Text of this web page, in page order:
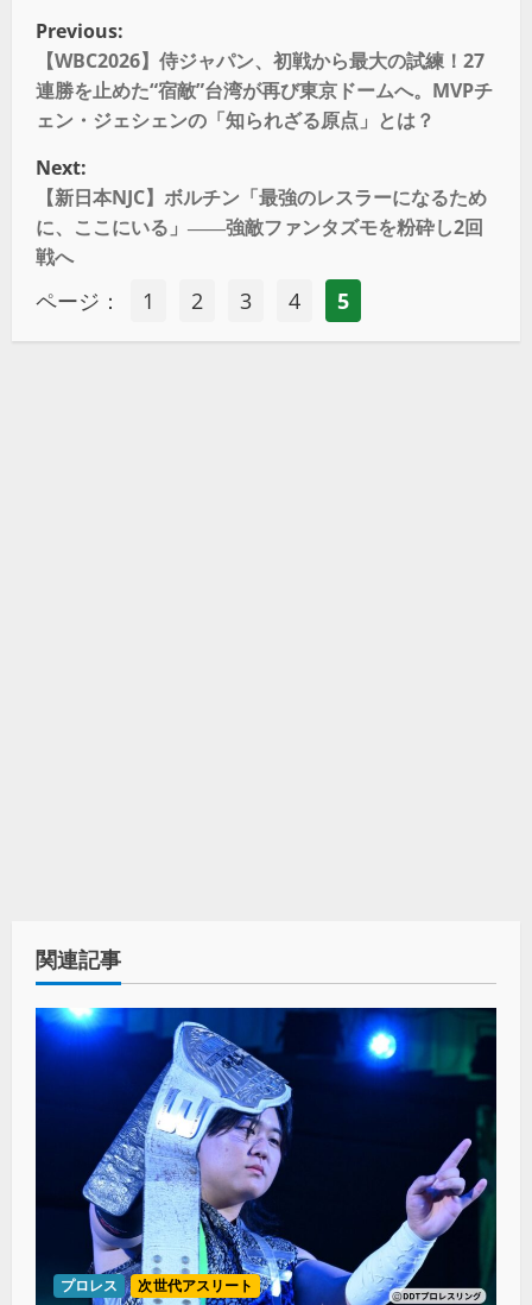
Previous:
【WBC2026】侍ジャパン、初戦から最大の試練！27
連勝を止めた“宿敵”台湾が再び東京ドームへ。MVPチ
ェン・ジェシェンの「知られざる原点」とは？
Next:
【新日本NJC】ボルチン「最強のレスラーになるため
に、ここにいる」――強敵ファンタズモを粉砕し2回
戦へ
ページ： 1 2 3 4 5
関連記事
プロレス 次世代アスリート